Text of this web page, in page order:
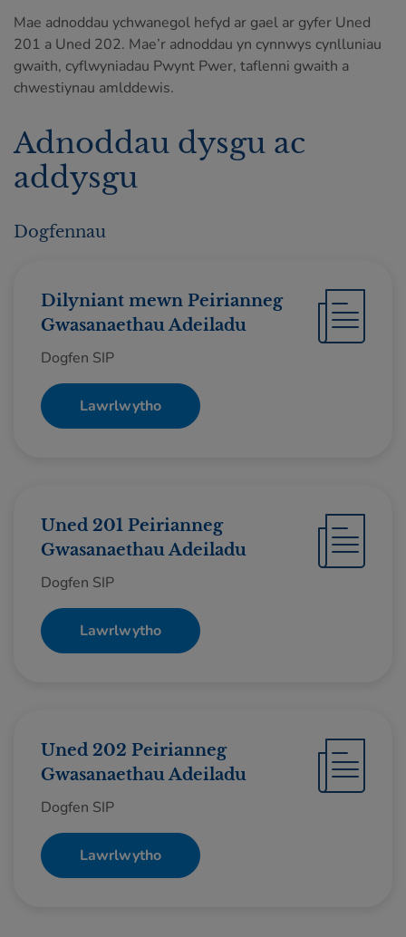
Mae adnoddau ychwanegol hefyd ar gael ar gyfer Uned
201 a Uned 202. Mae’r adnoddau yn cynnwys cynlluniau
gwaith, cyflwyniadau Pwynt Pwer, taflenni gwaith a
chwestiynau amlddewis.
Adnoddau dysgu ac
addysgu
Dogfennau
Dilyniant mewn Peirianneg
Gwasanaethau Adeiladu
Dogfen SIP
Lawrlwytho
Uned 201 Peirianneg
Gwasanaethau Adeiladu
Dogfen SIP
Lawrlwytho
Uned 202 Peirianneg
Gwasanaethau Adeiladu
Dogfen SIP
Lawrlwytho